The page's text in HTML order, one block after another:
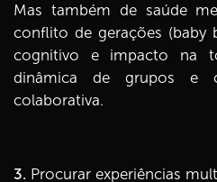
Mas também de saúde
conflito de gerações (baby
cognitivo e impacto na
dinâmica de grupos e
colaborativa.
3. Procurar experiências